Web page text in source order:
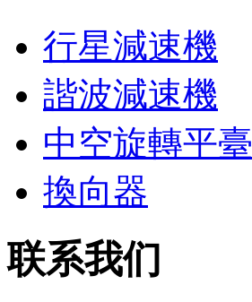
行星減速機
諧波減速機
中空旋轉平臺
換向器
联系我们